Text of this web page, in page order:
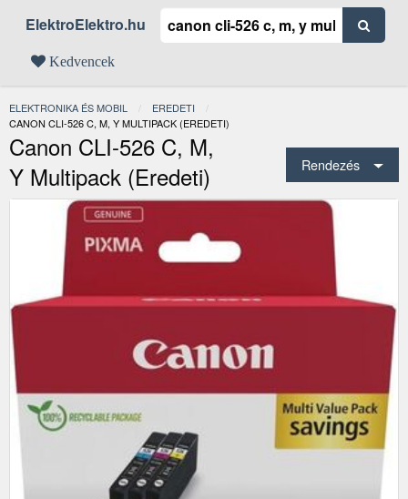
ElektroElektro.hu
Kedvencek
ELEKTRONIKA ÉS MOBIL
EREDETI
JELENLEGI:
CANON CLI-526 C, M, Y MULTIPACK (EREDETI)
Canon CLI-526 C, M,
Y Multipack (eredeti)
Rendezés